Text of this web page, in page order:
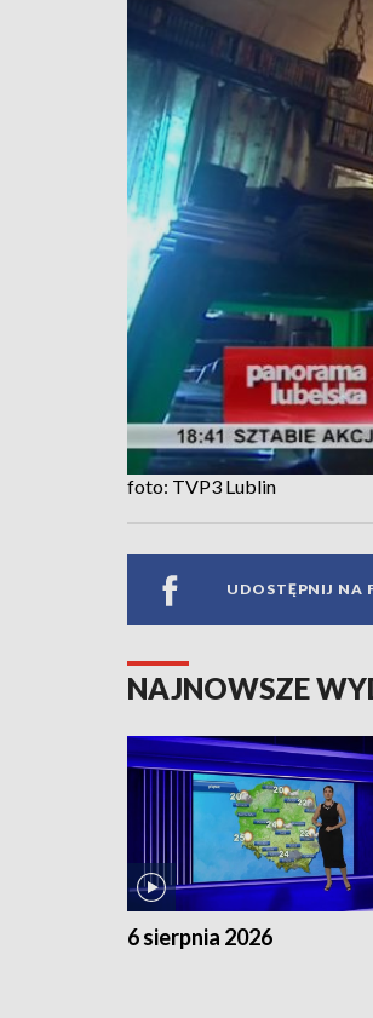
foto: TVP3 Lublin
UDOSTĘPNIJ NA
NAJNOWSZE
6 sierpnia 2026